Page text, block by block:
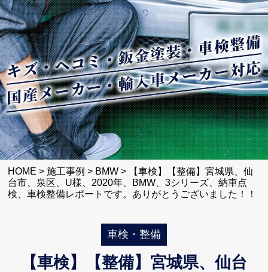
HOME >施工事例 > BMW >
【車検】【整備】宮城県、仙
台市、泉区、U様、2020年、BMW、3シリーズ、納車点
検、車検整備レポートです。ありがとうございました！！
車検・整備
【車検】【整備】宮城県、仙台